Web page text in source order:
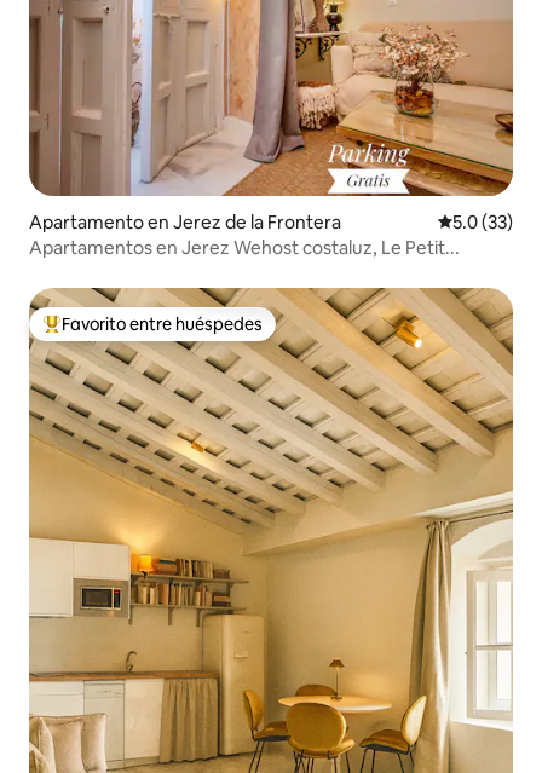
Apartamento en Jerez de la Frontera Calificación
5.0 (33)
Apartamentos en Jerez Wehost costaluz, Le Petit...
Favorito entre huéspedes preferido
Favorito entre huéspedes